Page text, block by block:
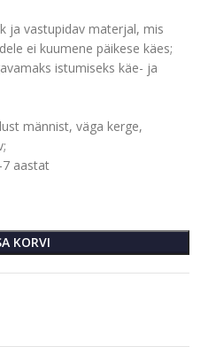
ja vastupidav materjal, mis
ei kuumene päikese käes;
istumiseks käe- ja
männist, väga kerge,
7 aastat
KORVI